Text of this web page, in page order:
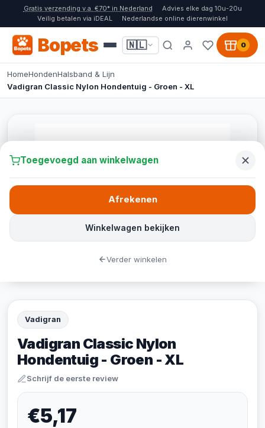
Gratis verzending v.a. €70* in Nederland
Advies elke dag 10u-20u
Veilig betalen via iDEAL
Nederlandse online dierenwinkel
Bopets 🇳🇱 0
HomeHondenHalsband & Lijn
Vadigran Classic Nylon Hondentuig - Groen - XL
Vadigran
Vadigran Classic Nylon
Hondentuig - Groen - XL
Schrijf de eerste review
€5,17
Toegevoegd aan winkelwagen
Winkelwagen bekijken
Afrekenen
Verder winkelen